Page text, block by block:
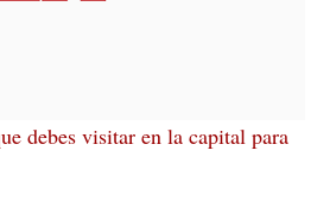
debes visitar en la capital para